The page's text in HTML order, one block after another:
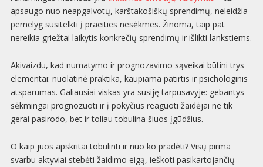
apsaugo nuo neapgalvotų, karštakošiškų sprendimų, neleidžia
pernelyg susitelkti į praeities nesėkmes. Žinoma, taip pat
nereikia griežtai laikytis konkrečių sprendimų ir išlikti lankstiems.
Akivaizdu, kad numatymo ir prognozavimo sąveikai būtini trys
elementai: nuolatinė praktika, kaupiama patirtis ir psichologinis
atsparumas. Galiausiai viskas yra susiję tarpusavyje: gebantys
sėkmingai prognozuoti ir į pokyčius reaguoti žaidėjai ne tik
gerai pasirodo, bet ir toliau tobulina šiuos įgūdžius.
O kaip juos apskritai tobulinti ir nuo ko pradėti? Visų pirma
svarbu aktyviai stebėti žaidimo eigą, ieškoti pasikartojančių